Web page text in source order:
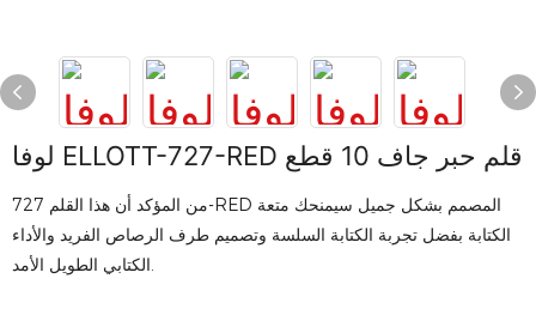
لوفا ELLOTT-727-RED قلم حبر جاف 10 قطع
من المؤكد أن هذا القلم 727-RED المصمم بشكل جميل سيمنحك متعة
الكتابة بفضل تجربة الكتابة السلسة وتصميم طرف الرصاص الفريد والأداء
الكتابي الطويل الأمد.